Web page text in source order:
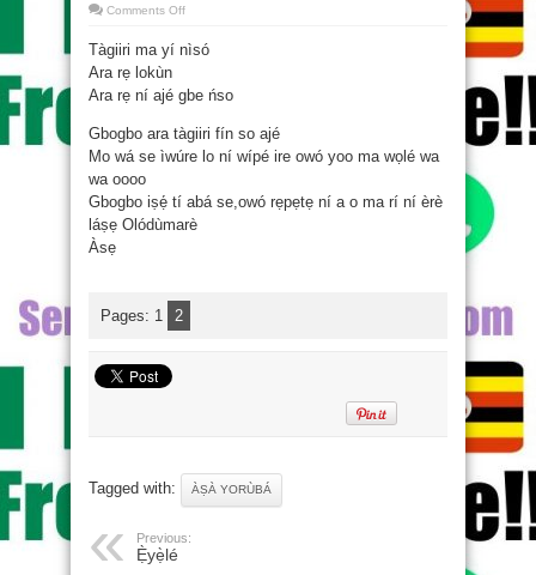
Comments Offon
Tàgiiri ma yí nìsó
Ara rẹ lokùn
Ara rẹ ní ajé gbe ńso
Gbogbo ara tàgiiri fín so ajé
Mo wá se ìwúre lo ní wípé ire owó yoo ma wọlé wa
wa oooo
Gbogbo iṣẹ́ tí abá se,owó rẹpẹtẹ ní a o ma rí ní èrè
láṣẹ Olódùmarè
Àsẹ
Pages: 1 2
Tagged with: ÀṢÀ YORÙBÁ
Previous:
Ẹ̀yẹ̀lé